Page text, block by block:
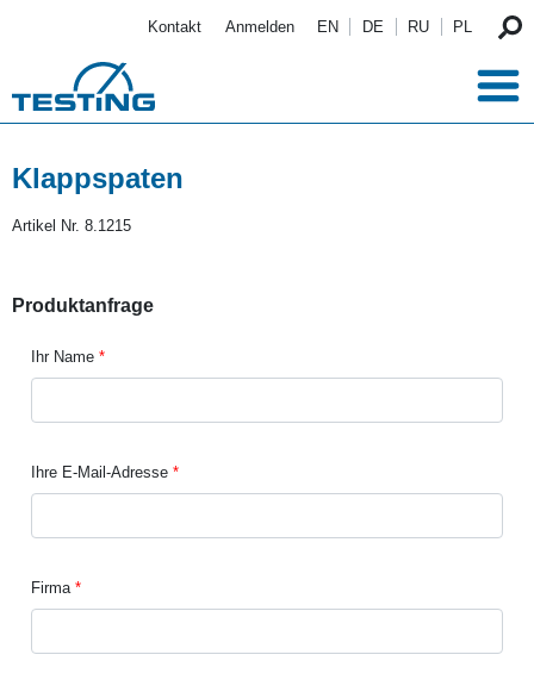
Kontakt Anmelden EN DE RU PL
Klappspaten
Artikel Nr. 8.1215
Produktanfrage
Ihr Name
Ihre E-Mail-Adresse
Firma